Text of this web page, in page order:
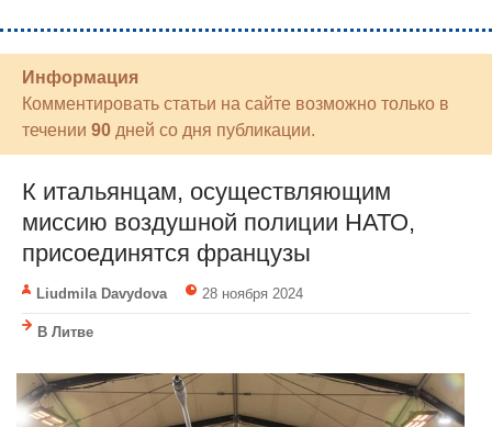
Информация
Комментировать статьи на сайте возможно только в
течении 90 дней со дня публикации.
К итальянцам, осуществляющим
миссию воздушной полиции НАТО,
присоединятся французы
Liudmila Davydova 28 ноября 2024
В Литве